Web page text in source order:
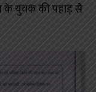
के युवक की पहाड़ से